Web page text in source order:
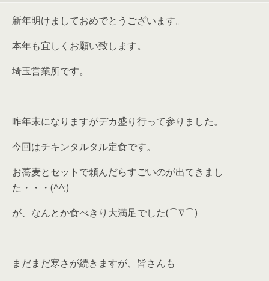
新年明けましておめでとうございます。
本年も宜しくお願い致します。
埼玉営業所です。
昨年末になりますがデカ盛り行って参りました。
今回はチキンタルタル定食です。
お蕎麦とセットで頼んだらすごいのが出てきまし
た・・・(^^;)
が、なんとか食べきり大満足でした(⌒∇⌒)
まだまだ寒さが続きますが、皆さんも